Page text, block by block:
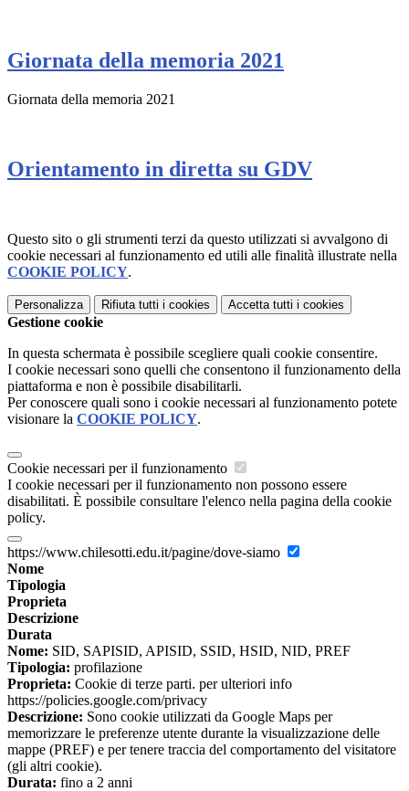
Giornata della memoria 2021
Giornata della memoria 2021
Orientamento in diretta su GDV
Questo sito o gli strumenti terzi da questo utilizzati si avvalgono di
cookie necessari al funzionamento ed utili alle finalità illustrate nella
COOKIE POLICY.
Personalizza Rifiuta tutti i cookies Accetta tutti i cookies
Gestione cookie
In questa schermata è possibile scegliere quali cookie consentire.
I cookie necessari sono quelli che consentono il funzionamento della
piattaforma e non è possibile disabilitarli.
Per conoscere quali sono i cookie necessari al funzionamento potete
visionare la COOKIE POLICY.
Cookie necessari per il funzionamento
I cookie necessari per il funzionamento non possono essere
disabilitati. È possibile consultare l'elenco nella pagina della cookie
policy.
https://www.chilesotti.edu.it/pagine/dove-siamo
Nome
Tipologia
Proprieta
Descrizione
Durata
Nome: SID, SAPISID, APISID, SSID, HSID, NID, PREF
Tipologia: profilazione
Proprieta: Cookie di terze parti. per ulteriori info
https://policies.google.com/privacy
Descrizione: Sono cookie utilizzati da Google Maps per
memorizzare le preferenze utente durante la visualizzazione delle
mappe (PREF) e per tenere traccia del comportamento del visitatore
(gli altri cookie).
Durata: fino a 2 anni